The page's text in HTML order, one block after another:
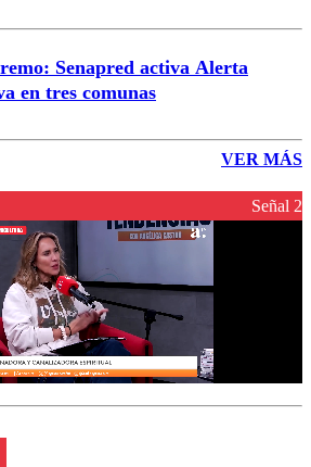
Senapred activa Alerta
en tres comunas
VER MÁS
Señal 2